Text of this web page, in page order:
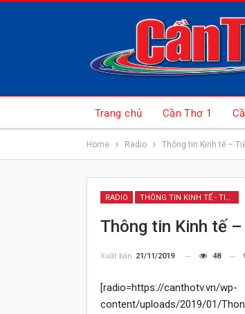
Trang chủ Cần Thơ 1
Home Radio Thông tin Kinh tế –
RADIO THÔNG TIN KINH TẾ - TIÊU DÙNG & CUỘC SỐNG
Thông tin Kinh tế
Xuất bản 21/11/2019 48
[radio=https://canthotv.vn/wp-
content/uploads/2019/01/